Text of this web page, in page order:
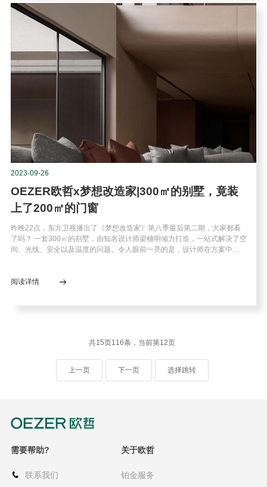
2023-09-26
OEZER欧哲x梦想改造家|300㎡的别墅，竟装
上了200㎡的门窗
昨晚22点，东方卫视播出了《梦想改造家》第八季最后第二期，大家都看
了吗？ 一套300㎡的别墅，由知名设计师梁穗明倾力打造，一站式解决了空
间、光线、安全以及温度的问题。令人眼前一亮的是，设计师在方案中…
阅读详情
共15页116条，当前第12页
上一页 下一页 选择跳转
需要帮助?
联系我们
关于欧哲
铂金服务